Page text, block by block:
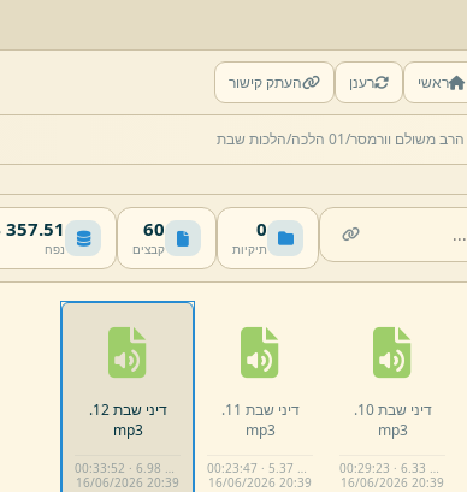
ראשי רענן העתק קישור
01 הלכה/ הלכות שבת
0
תיקיות
60
קבצים
357.51 MB
נפח
דיני שבת 10.
mp3
00:29:23 · 6.33 MB
16/06/2026 20:39
דיני שבת 11.
mp3
00:23:47 · 5.37 MB
16/06/2026 20:39
דיני שבת 12.
mp3
00:33:52 · 6.98 MB
16/06/2026 20:39